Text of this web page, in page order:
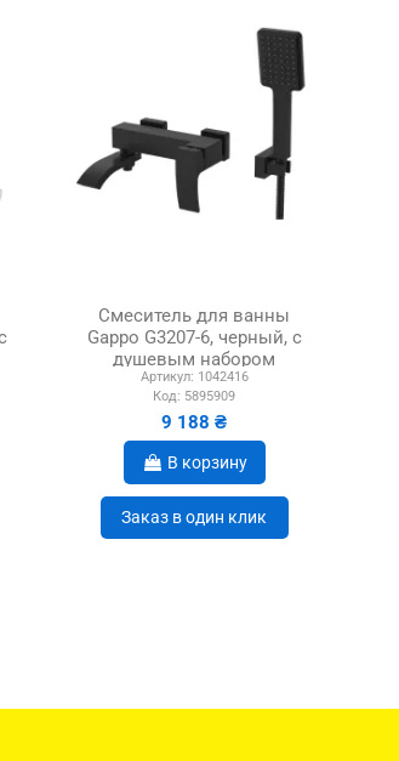
Смеситель для ванны
Gappo G3207-6, черный, с
душевым набором
Артикул: 1042416
Код: 5895909
9 188 ₴
В корзину
Заказ в один клик